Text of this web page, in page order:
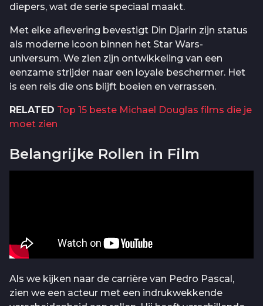
diepers, wat de serie speciaal maakt.
Met elke aflevering bevestigt Din Djarin zijn status
als moderne icoon binnen het Star Wars-
universum. We zien zijn ontwikkeling van een
eenzame strijder naar een loyale beschermer. Het
is een reis die ons blijft boeien en verrassen.
RELATED Top 15 beste Michael Douglas films die je
moet zien
Belangrijke Rollen in Film
Als we kijken naar de carrière van Pedro Pascal,
zien we een acteur met een indrukwekkende